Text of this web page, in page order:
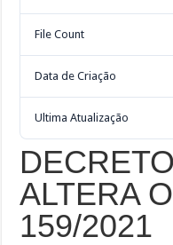
File Count
Data de Criação
Ultima Atualização
ALTERA
159/2021